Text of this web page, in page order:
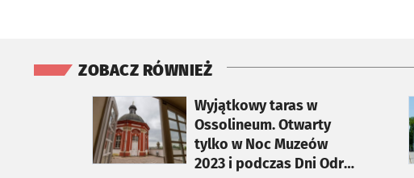
ZOBACZ RÓWNIEŻ
Wyjątkowy taras w
Ossolineum. Otwarty
tylko w Noc Muzeów
2023 i podczas Dni Odry
otworzy się w nowej karcie